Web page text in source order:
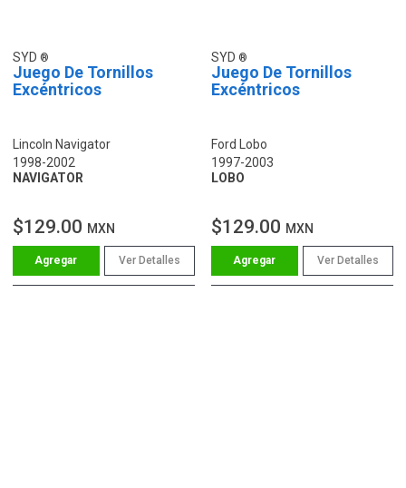
SYD
Juego De Tornillos
Excéntricos
Lincoln Navigator
1998-2002
NAVIGATOR
$129.00 MXN
Ver Detalles
SYD
Juego De Tornillos
Excéntricos
Ford Lobo
1997-2003
LOBO
$129.00 MXN
Ver Detalles